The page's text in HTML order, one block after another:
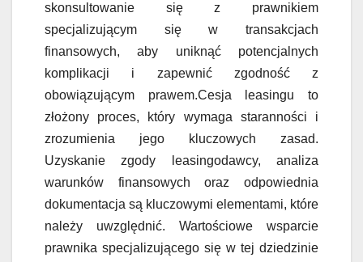
skonsultowanie się z prawnikiem
specjalizującym się w transakcjach
finansowych, aby uniknąć potencjalnych
komplikacji i zapewnić zgodność z
obowiązującym prawem.Cesja leasingu to
złożony proces, który wymaga staranności i
zrozumienia jego kluczowych zasad.
Uzyskanie zgody leasingodawcy, analiza
warunków finansowych oraz odpowiednia
dokumentacja są kluczowymi elementami, które
należy uwzględnić. Wartościowe wsparcie
prawnika specjalizującego się w tej dziedzinie